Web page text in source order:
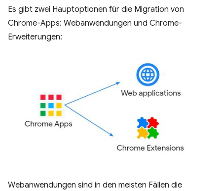
Es gibt zwei Hauptoptionen für die Migration von
Chrome-Apps: Webanwendungen und Chrome-
Erweiterungen:
Webanwendungen sind in den meisten Fällen die